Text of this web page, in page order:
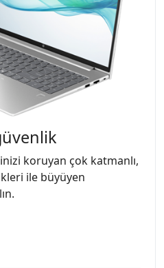
koruyan çok katmanlı,
ile büyüyen